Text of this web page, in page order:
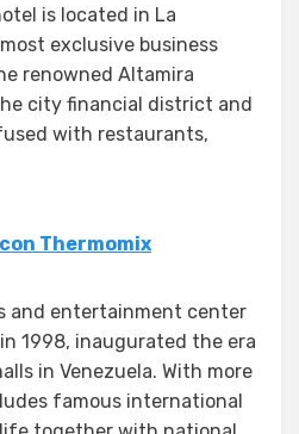
is located in La
exclusive business
renowned Altamira
city financial district and
with restaurants,
Thermomix
and entertainment center
1998, inaugurated the era
in Venezuela. With more
famous international